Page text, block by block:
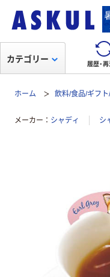
履歴・
カテゴリー
ホーム 飲料/食品/ギフト
メーカー シャディ シ